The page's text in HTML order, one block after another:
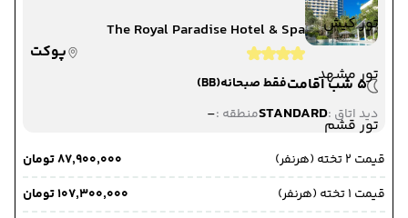
تور کیش
تور مشهد
تور قشم
The Royal Paradise Hotel & Spa
پوکت
5 شب اقامت
فقط صبحانه(BB)
دید اتاق :STANDARDمنطقه :-
قیمت 2 تخته (هرنفر)
۸۷٬۹۰۰٬۰۰۰ تومان
قیمت 1 تخته (هرنفر)
۱۰۷٬۳۰۰٬۰۰۰ تومان